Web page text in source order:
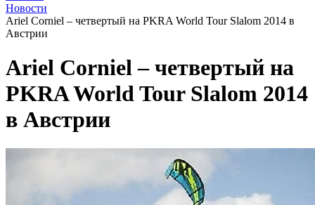
Новости
Ariel Corniel – четвертый на PKRA World Tour Slalom 2014 в
Австрии
Ariel Corniel – четвертый на
PKRA World Tour Slalom 2014
в Австрии